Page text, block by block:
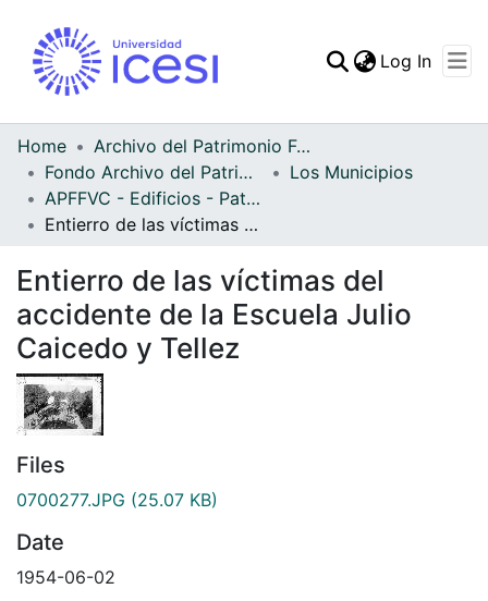
Statistics
Log In
Home
Archivo del Patrimonio Fotográfico y Fílmico del Valle del Cauca
Fondo Archivo del Patrimonio Fotográfico y Fílmico del Valle del Cauca
Los Municipios
APFFVC - Edificios - Patrimonial
Entierro de las víctimas del accidente de la Escuela Julio Caicedo y Tellez
Entierro de las víctimas del
accidente de la Escuela Julio
Caicedo y Tellez
Files
0700277.JPG (25.07 KB)
Date
1954-06-02